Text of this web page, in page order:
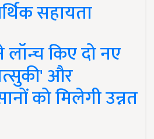
सहायता
किए दो नए
और
को मिलेगी उन्नत